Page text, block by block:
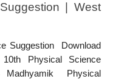
| West
Suggestion  Download
Physical Science
Physical